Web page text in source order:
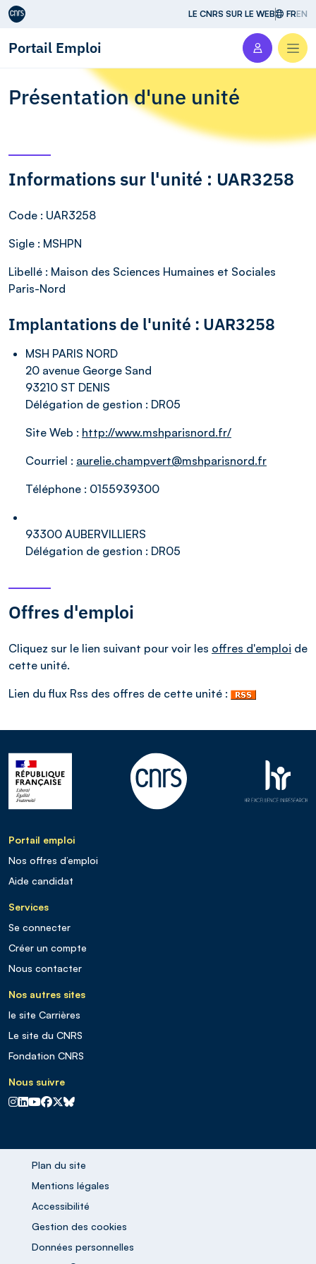
Aller au contenu LE CNRS SUR LE WEB FREN
Portail Emploi
Présentation d'une unité
Informations sur l'unité : UAR3258
Code : UAR3258
Sigle : MSHPN
Libellé : Maison des Sciences Humaines et Sociales
Paris-Nord
Implantations de l'unité : UAR3258
MSH PARIS NORD
20 avenue George Sand
93210 ST DENIS
Délégation de gestion : DR05
Site Web : http://www.mshparisnord.fr/
Courriel : aurelie.champvert@mshparisnord.fr
Téléphone : 0155939300
93300 AUBERVILLIERS
Délégation de gestion : DR05
Offres d'emploi
Cliquez sur le lien suivant pour voir les offres d'emploi de
cette unité.
Lien du flux Rss des offres de cette unité :
Portail emploi
Nos offres d’emploi
Aide candidat
Services
Se connecter
Créer un compte
Nous contacter
Nos autres sites
le site Carrières
Le site du CNRS
Fondation CNRS
Nous suivre
CNRS sur Instagram
CNRS sur Linkedin
CNRS sur Youtube
CNRS sur Facebook
CNRS sur X
CNRS sur Blus sky
Plan du site
Mentions légales
Accessibilité
Gestion des cookies
Données personnelles